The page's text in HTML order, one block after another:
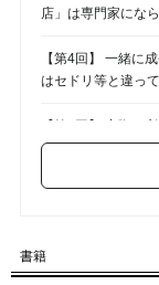
店」は専門家にな
【第4回】 一緒に
はセドリ等と違っ
店」の仕事は実は
【第1回】 起業し
書籍